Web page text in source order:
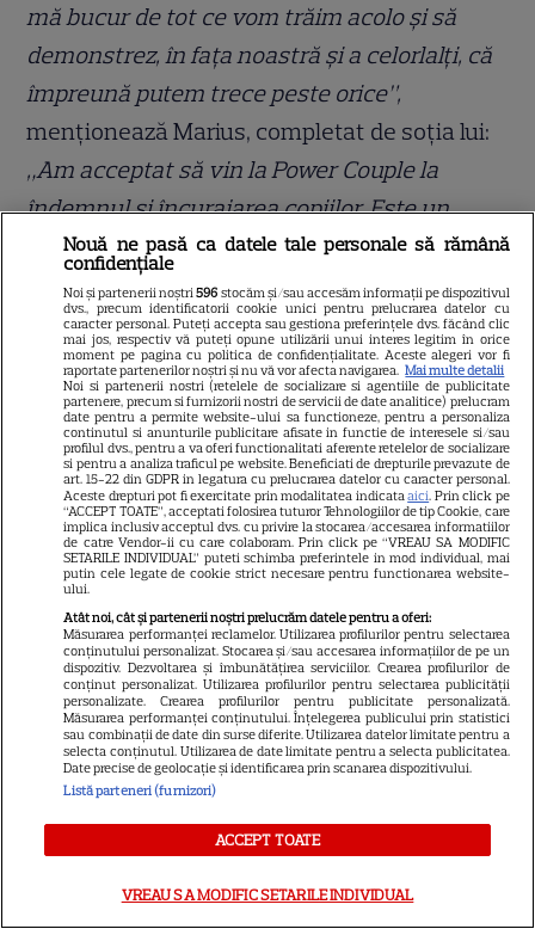
mă bucur de tot ce vom trăim acolo și să
demonstrez, în fața noastră și a celorlalți, că
împreună putem trece peste orice”,
menționează Marius, completat de soția lui:
„Am acceptat să vin la Power Couple la
îndemnul și încurajarea copiilor. Este un
format care ne place și credem că ni se
potrivește. Nu vreau să îmi creez așteptări,
îmi doresc doar să mă bucur de această
experiență și, de ce nu, să descoperim lucruri
noi despre noi, ca și cuplu şi să ne învingem
temerile care vor apărea pe parcursul
competiției”.
Oase și Maria
Lista participanților este completată de
creatorul de conținut, Oase, cunoscut pentru
capacitatea lui de a mearge până la capăt
într-un format TV și Maria, partenera lui, de
peste 6 ani, artist vizual, aflată pentru prima
dată în postura de concurentă!
Nouă ne pasă ca datele tale personale să rămână
confidențiale
Noi și partenerii noștri596 stocăm și/sau accesăm informații pe dispozitivul
dvs., precum identificatorii cookie unici pentru prelucrarea datelor cu
caracter personal. Puteți accepta sau gestiona preferințele dvs. făcând clic
mai jos, respectiv vă puteți opune utilizării unui interes legitim în orice
moment pe pagina cu politica de confidențialitate. Aceste alegeri vor fi
raportate partenerilor noștri și nu vă vor afecta navigarea. Mai multe detalii
Noi si partenerii nostri (retelele de socializare si agentiile de publicitate
partenere, precum si furnizorii nostri de servicii de date analitice) prelucram
date pentru a permite website-ului sa functioneze, pentru a personaliza
continutul si anunturile publicitare afisate in functie de interesele si/sau
profilul dvs., pentru a va oferi functionalitati aferente retelelor de socializare
si pentru a analiza traficul pe website. Beneficiati de drepturile prevazute de
art. 15-22 din GDPR in legatura cu prelucrarea datelor cu caracter personal.
Aceste drepturi pot fi exercitate prin modalitatea indicataaici. Prin click pe
“ACCEPT TOATE”, acceptati folosirea tuturor Tehnologiilor de tip Cookie, care
implica inclusiv acceptul dvs. cu privire la stocarea/accesarea informatiilor
de catre Vendor-ii cu care colaboram. Prin click pe “VREAU SA MODIFIC
SETARILE INDIVIDUAL” puteti schimba preferintele in mod individual, mai
putin cele legate de cookie strict necesare pentru functionarea website-
ului.
Atât noi, cât și partenerii noștri prelucrăm datele pentru a oferi:
Măsurarea performanței reclamelor. Utilizarea profilurilor pentru selectarea
conținutului personalizat. Stocarea și/sau accesarea informațiilor de pe un
dispozitiv. Dezvoltarea și îmbunătățirea serviciilor. Crearea profilurilor de
conținut personalizat. Utilizarea profilurilor pentru selectarea publicității
personalizate. Crearea profilurilor pentru publicitate personalizată.
Măsurarea performanței conținutului. Înțelegerea publicului prin statistici
sau combinații de date din surse diferite. Utilizarea datelor limitate pentru a
selecta conținutul. Utilizarea de date limitate pentru a selecta publicitatea.
Date precise de geolocație și identificarea prin scanarea dispozitivului.
Listă parteneri (furnizori)
ACCEPT TOATE
VREAU SA MODIFIC SETARILE INDIVIDUAL